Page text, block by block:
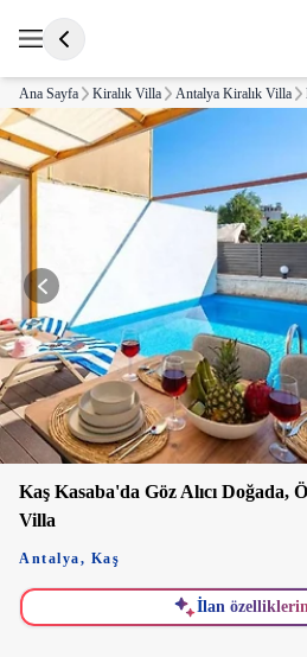
Ana Sayfa Kiralık Villa Antalya Kiralık Villa
Kaş Kasaba'da Göz Alıcı Doğada,
Villa
Antalya, Kaş
İlan